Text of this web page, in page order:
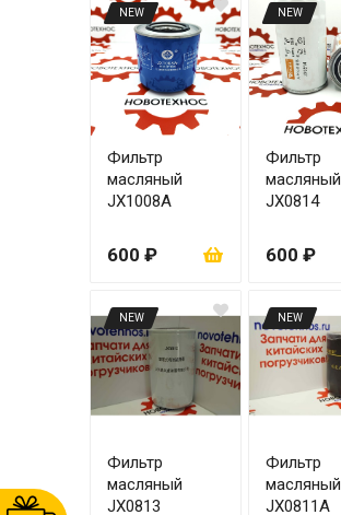
NEW
Фильтр
масляный
JX1008A
600 ₽
NEW
Фильтр
масляный
JX0814
600 ₽
NEW
Фильтр
масляный
JX0813
NEW
Фильтр
масляный
JX0811А